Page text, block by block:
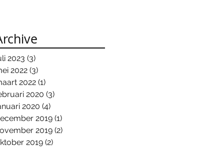
2023 (3)
2022 (3)
2022 (1)
2020 (3)
2020 (4)
2019 (1)
2019 (2)
2019 (2)